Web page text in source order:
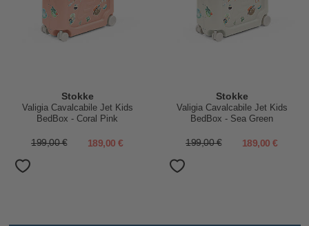
Stokke
Valigia Cavalcabile Jet Kids
BedBox - Coral Pink
199,00 € 189,00 €
Stokke
Valigia Cavalcabile Jet Kids
BedBox - Sea Green
199,00 € 189,00 €